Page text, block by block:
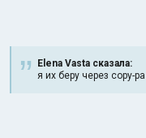
Elena Vasta сказалa:
я их беру через copy-